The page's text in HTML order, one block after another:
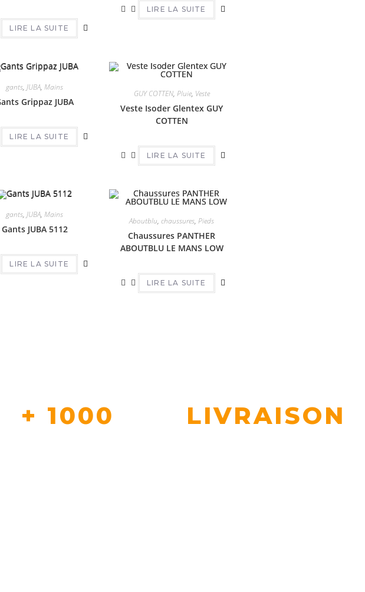
LIRE LA SUITE
LIRE LA SUITE
gants,JUBA,Mains
Grippaz JUBA
LIRE LA SUITE
GUY COTTEN, Pluie, Veste
Veste Isoder Glentex GUY
COTTEN
LIRE LA SUITE
gants,JUBA,Mains
Gants JUBA 5112
LIRE LA SUITE
Aboutblu,chaussures,Pieds
Chaussures PANTHER
ABOUTBLU LE MANS LOW
LIRE LA SUITE
+ 1000 LIVRAISON